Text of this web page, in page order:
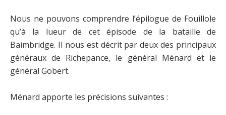
Nous ne pouvons comprendre l’épilogue de Fouillole
qu’à la lueur de cet épisode de la bataille de
Baimbridge. Il nous est décrit par deux des principaux
généraux de Richepance, le général Ménard et le
général Gobert.
Ménard apporte les précisions suivantes :